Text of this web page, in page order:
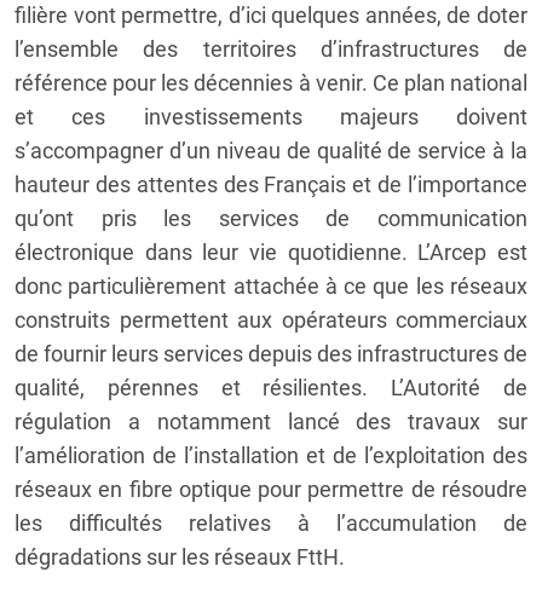
filière vont permettre, d’ici quelques années, de doter
l’ensemble des territoires d’infrastructures de
référence pour les décennies à venir. Ce plan national
et ces investissements majeurs doivent
s’accompagner d’un niveau de qualité de service à la
hauteur des attentes des Français et de l’importance
qu’ont pris les services de communication
électronique dans leur vie quotidienne. L’Arcep est
donc particulièrement attachée à ce que les réseaux
construits permettent aux opérateurs commerciaux
de fournir leurs services depuis des infrastructures de
qualité, pérennes et résilientes. L’Autorité de
régulation a notamment lancé des travaux sur
l’amélioration de l’installation et de l’exploitation des
réseaux en fibre optique pour permettre de résoudre
les difficultés relatives à l’accumulation de
dégradations sur les réseaux FttH.